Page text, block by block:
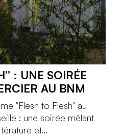
: UNE SOIRÉE
AU BNM
"Flesh to Flesh" au
: une soirée mêlant
et...